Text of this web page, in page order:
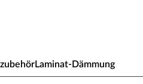
Laminat-Dämmung